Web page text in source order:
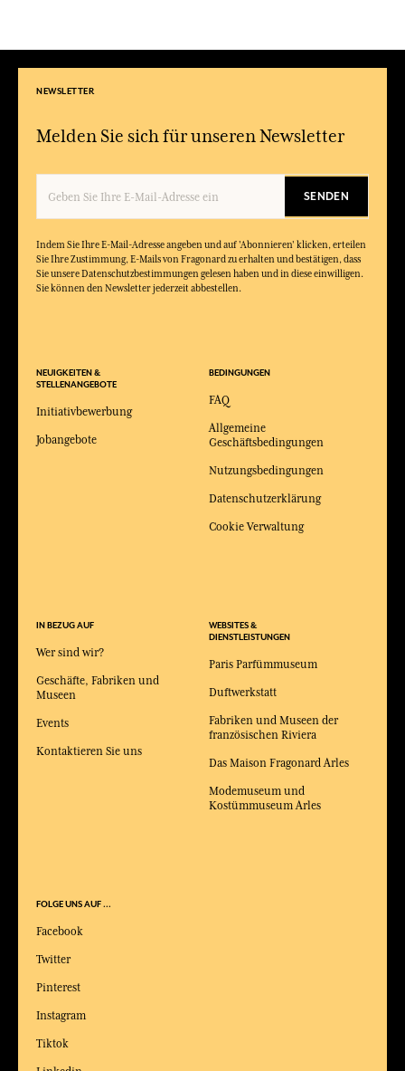
NEWSLETTER
Melden Sie sich für unseren Newsletter
SENDEN
Indem Sie Ihre E-Mail-Adresse angeben und auf 'Abonnieren' klicken, erteilen
Sie Ihre Zustimmung, E-Mails von Fragonard zu erhalten und bestätigen, dass
Sie unsere Datenschutzbestimmungen gelesen haben und in diese einwilligen.
Sie können den Newsletter jederzeit abbestellen.
BEDINGUNGEN
FAQ
Allgemeine
Geschäftsbedingungen
Nutzungsbedingungen
Datenschutzerklärung
Cookie Verwaltung
WEBSITES &
DIENSTLEISTUNGEN
Paris Parfümmuseum
Duftwerkstatt
Fabriken und Museen der
französischen Riviera
Das Maison Fragonard Arles
Modemuseum und
Kostümmuseum Arles
IN BEZUG AUF
Wer sind wir?
Geschäfte, Fabriken und
Museen
Events
Kontaktieren Sie uns
FOLGE UNS AUF ...
Facebook
Twitter
Pinterest
Instagram
Tiktok
NEUIGKEITEN &
STELLENANGEBOTE
Initiativbewerbung
Jobangebote